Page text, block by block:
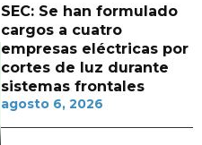
SEC: Se han formulado
cargos a cuatro
empresas eléctricas por
cortes de luz durante
sistemas frontales
agosto 6, 2026